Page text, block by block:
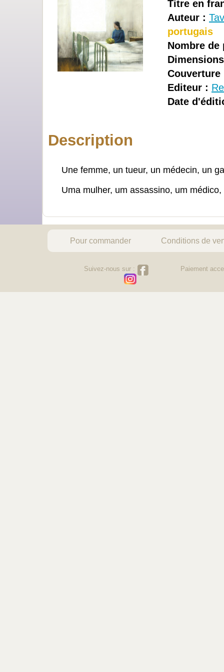
Titre en
Auteur :
portugais
Nombre de
Couverture
Editeur :
Date
Description
Une femme, un tueur, un médecin, un
Uma mulher, um assassino, um
Pour commander Conditions de
Suivez-nous sur : Paiement